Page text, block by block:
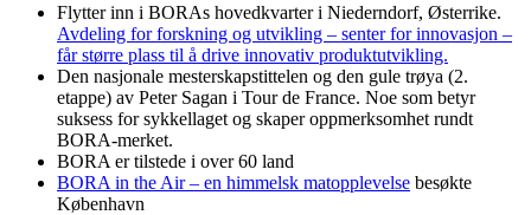
Flytter inn i BORAs hovedkvarter i Niederndorf, Østerrike.
Avdeling for forskning og utvikling – senter for innovasjon –
får større plass til å drive innovativ produktutvikling.
Den nasjonale mesterskapstittelen og den gule trøya (2.
etappe) av Peter Sagan i Tour de France. Noe som betyr
suksess for sykkellaget og skaper oppmerksomhet rundt
BORA-merket.
BORA er tilstede i over 60 land
BORA in the Air – en himmelsk matopplevelse besøkte
København